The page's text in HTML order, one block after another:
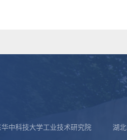
华中科技大学工业技术研究院 湖